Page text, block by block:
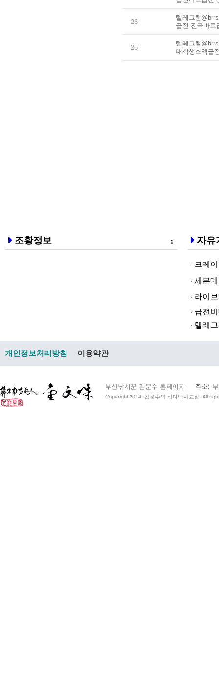
26
텔레그램
급전 전국바로
25
텔레그램
대학생소액급
조황정보 자유
크레이지
세븐데이
라­이브토­
급전비대면
텔레그램
개인정보처리방침 이용약관
부산낚시꾼 김문수 홈페이지 주소
Copyright 2014. 김문수의 바다낚시교실. All